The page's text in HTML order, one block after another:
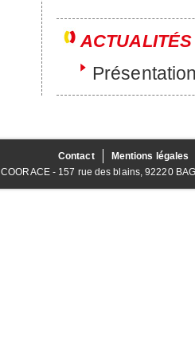
Contact
Mentions légales
COORACE - 157 rue des blains, 92220